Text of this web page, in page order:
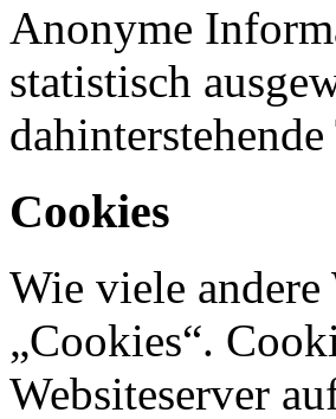
Anonyme
statistisch
Cookies
Wie viele andere
„Cookies“.
Websiteserver